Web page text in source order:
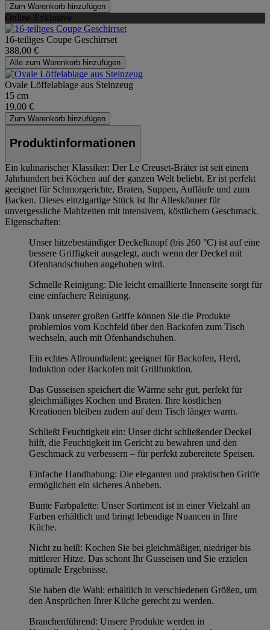
Zum Warenkorb hinzufügen
Online-Exklusive
16-teiliges Coupe Geschirrset
388,00 €
Alle zum Warenkorb hinzufügen
Ovale Löffelablage aus Steinzeug
15 cm
19,00 €
Zum Warenkorb hinzufügen
Produktinformationen
Ein kulinarischer Klassiker: Der Le Creuset-Bräter ist seit einem
Jahrhundert bei Köchen auf der ganzen Welt beliebt. Er ist perfekt
geeignet für Schmorgerichte, Braten, Suppen, Aufläufe und zum
Backen. Dieses einzigartige Stück ist Ihr Alleskönner für
unvergessliche Mahlzeiten mit intensivem, köstlichem Geschmack.
Eigenschaften:
Unser hitzebeständiger Deckelknopf (bis 260 °C) ist auf eine
bessere Griffigkeit ausgelegt, auch wenn der Deckel mit
Ofenhandschuhen angehoben wird.
Schnelle Reinigung: Die leicht emaillierte Innenseite sorgt für
eine einfachere Reinigung.
Dank unserer großen Griffe können Sie die Produkte
problemlos vom Kochfeld über den Backofen zum Tisch
wechseln, auch mit Ofenhandschuhen.
Ein echtes Allroundtalent: geeignet für Backofen, Herd,
Induktion oder Backofen mit Grillfunktion.
Das Gusseisen speichert die Wärme sehr gut, perfekt für
gleichmäßiges Kochen und Braten. Ihre köstlichen
Kreationen bleiben zudem auf dem Tisch länger warm.
Schließt Feuchtigkeit ein: Unser dicht schließender Deckel
hilft, die Feuchtigkeit im Gericht zu bewahren und den
Geschmack zu verbessern – für perfekt zubereitete Speisen.
Einfache Handhabung: Die eleganten und praktischen Griffe
ermöglichen ein sicheres Anheben.
Bunte Farbpalette: Unser Sortiment ist in einer Vielzahl an
Farben erhältlich und bringt lebendige Nuancen in Ihre
Küche.
Nicht zu heiß: Kochen Sie bei gleichmäßiger, niedriger bis
mittlerer Hitze. Das schont Ihr Gusseisen und Sie erzielen
optimale Ergebnisse.
Sie haben die Wahl: erhältlich in verschiedenen Größen, um
den Ansprüchen Ihrer Küche gerecht zu werden.
Branchenführend: Unsere Produkte werden in